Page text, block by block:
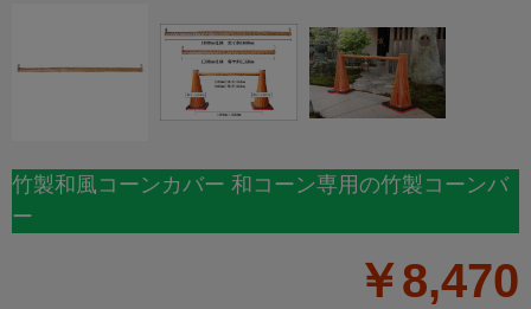
竹製和風コーンカバー 和コーン専用の竹製コーンバ
ー
￥8,470